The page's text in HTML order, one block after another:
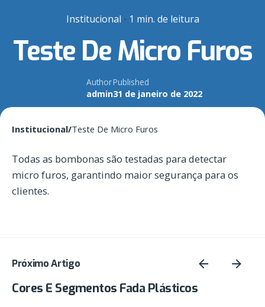
Institucional 1 min. de leitura
Teste De Micro Furos
Author
admin
Published
31 de janeiro de 2022
Institucional/Teste De Micro Furos
Todas as bombonas são testadas para detectar
micro furos, garantindo maior segurança para os
clientes.
Próximo Artigo
Cores E Segmentos Fada Plásticos